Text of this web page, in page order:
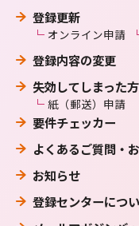
登録更新
オンライン申請
登録内容の変更
失効してしまった方
紙（郵送）申請
要件チェッカー
よくあるご質問・
お知らせ
登録センターにつ